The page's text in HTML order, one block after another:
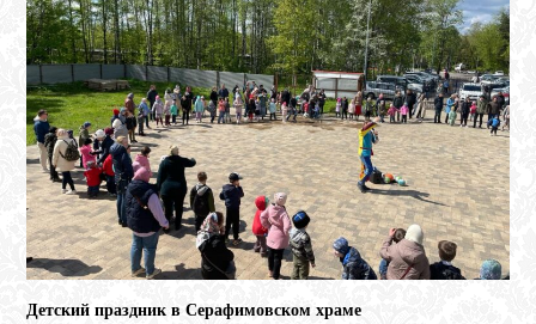
Детский праздник в Серафимовском храме